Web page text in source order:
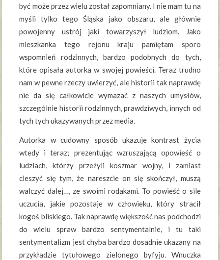
być może przez wielu został zapomniany. I nie mam tu na
myśli tylko tego Śląska jako obszaru, ale głównie
powojenny ustrój jaki towarzyszył ludziom. Jako
mieszkanka tego rejonu kraju pamiętam sporo
wspomnień rodzinnych, bardzo podobnych do tych,
które opisała autorka w swojej powieści. Teraz trudno
nam w pewne rzeczy uwierzyć, ale historii tak naprawdę
nie da się całkowicie wymazać z naszych umysłów,
szczególnie historii rodzinnych, prawdziwych, innych od
tych tych ukazywanych przez media.
Autorka w cudowny sposób ukazuje kontrast życia
wtedy i teraz; prezentując wzruszającą opowieść o
ludziach, którzy przeżyli koszmar wojny, i zamiast
cieszyć się tym, że nareszcie on się skończył, muszą
walczyć dalej…, ze swoimi rodakami. To powieść o sile
uczucia, jakie pozostaje w człowieku, który stracił
kogoś bliskiego. Tak naprawdę większość nas podchodzi
do wielu spraw bardzo sentymentalnie, i tu taki
sentymentalizm jest chyba bardzo dosadnie ukazany na
przykładzie tytułowego zielonego byfyju. Wnuczka